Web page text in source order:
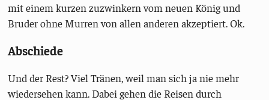
mit einem kurzen zuzwinkern vom neuen König und
Bruder ohne Murren von allen anderen akzeptiert. Ok.
Abschiede
Und der Rest? Viel Tränen, weil man sich ja nie mehr
wiedersehen kann. Dabei gehen die Reisen durch